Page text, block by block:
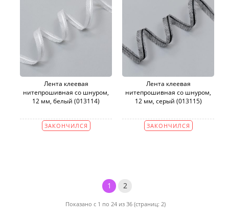
Лента клеевая
нитепрошивная со шнуром,
12 мм, белый (013114)
ЗАКОНЧИЛСЯ
Лента клеевая
нитепрошивная со шнуром,
12 мм, серый (013115)
ЗАКОНЧИЛСЯ
1 2
Показано с 1 по 24 из 36 (страниц: 2)